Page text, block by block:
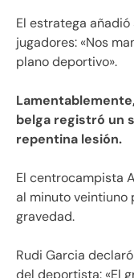
El estratega
jugadores: «Nos
plano deportivo».
belga registró un
repentina lesión.
El centrocampista
al minuto veintiuno
gravedad.
Rudi Garcia
del deportista: «El